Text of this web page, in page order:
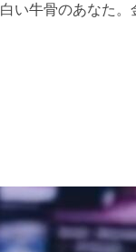
白い牛骨のあなた